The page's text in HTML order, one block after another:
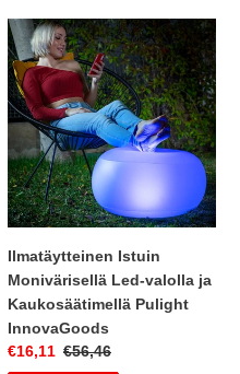
Ilmatäytteinen
Istuin
Monivärisellä
Led-
valolla
ja
Kaukosäätimellä
Pulight
InnovaGoods
Ilmatäytteinen Istuin
Monivärisellä Led-valolla ja
Kaukosäätimellä Pulight
InnovaGoods
Myyntihinta
€16,11 Normaalihinta
€56,46